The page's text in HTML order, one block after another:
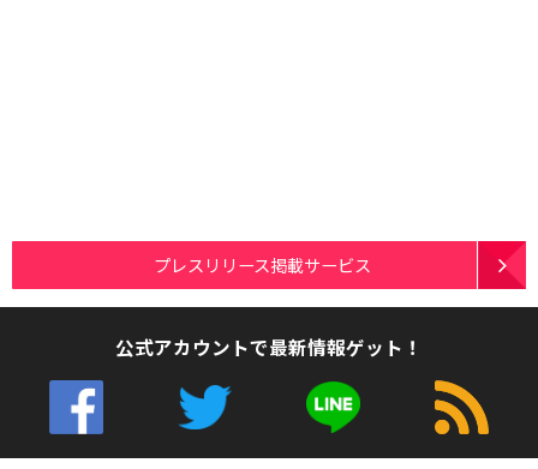
プレスリリース掲載サービス
公式アカウントで最新情報ゲット！